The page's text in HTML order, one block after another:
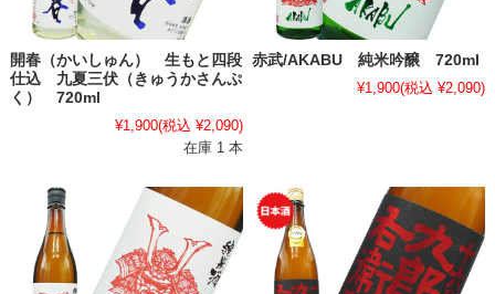
開春（かいしゅん） 生もと四段
仕込 九夏三伏（きゅうかさんぷ
く） 720ml
¥1,900(税込 ¥2,090)
在庫 1 本
赤武/AKABU 純米吟醸 720ml
¥1,900(税込 ¥2,090)